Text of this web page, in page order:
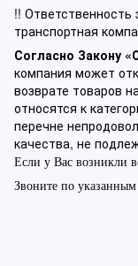
!! Ответственность
транспортная
Согласно Закону
компания может
возврате товаров
относятся к
перечне
качества, не
Если у Вас возникли
Звоните по